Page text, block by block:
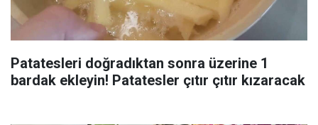
Patatesleri doğradıktan sonra üzerine 1
bardak ekleyin! Patatesler çıtır çıtır kızaracak